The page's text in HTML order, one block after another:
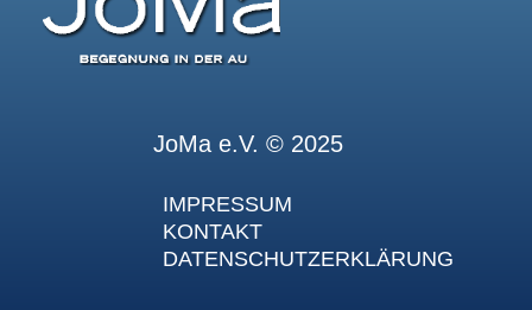
JoMa e.V. © 2025
IMPRESSUM
KONTAKT
DATENSCHUTZERKLÄRUNG